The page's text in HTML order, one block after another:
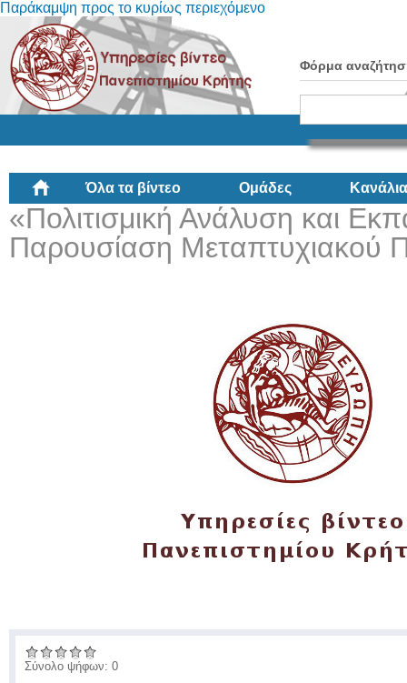
Παράκαμψη προς το κυρίως περιεχόμενο
Φόρμα
Όλα τα βίντεο Ομάδες Κανάλια
«Πολιτισμική Ανάλυση και
Παρουσίαση Μεταπτυχιακού
Σύνολο ψήφων: 0